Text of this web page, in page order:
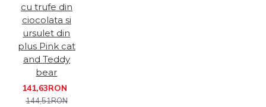
cu trufe din
ciocolata si
ursulet din
plus Pink cat
and Teddy
bear
141,63RON
144,51RON